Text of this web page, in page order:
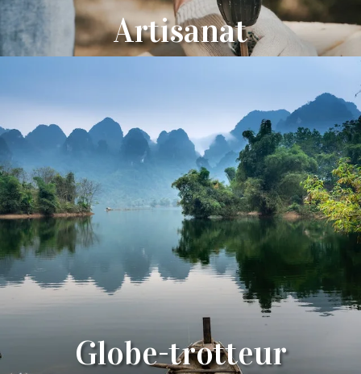
Artisanat
Globe-trotteur